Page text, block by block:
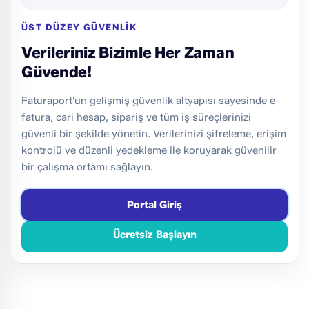
ÜST DÜZEY GÜVENLIK
Verileriniz Bizimle Her Zaman
Güvende!
Faturaport'un gelişmiş güvenlik altyapısı sayesinde e-
fatura, cari hesap, sipariş ve tüm iş süreçlerinizi
güvenli bir şekilde yönetin. Verilerinizi şifreleme, erişim
kontrolü ve düzenli yedekleme ile koruyarak güvenilir
bir çalışma ortamı sağlayın.
Portal Giriş
Ücretsiz Başlayın